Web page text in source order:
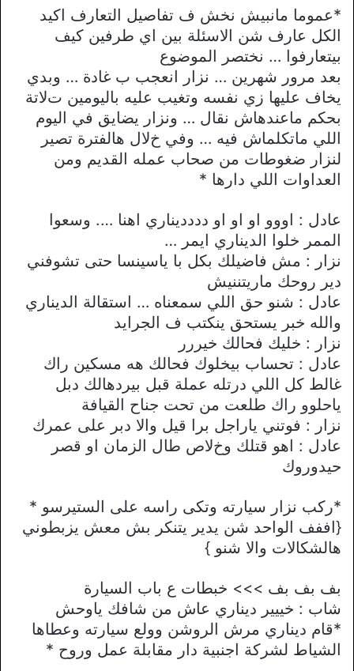
*عموما مانبيش نخش ف تفاصيل التعارف اكيد
الكل عارف شن اﻻسئلة بين اي طرفين كيف
بيتعارفوا … نختصر الموضوع
بعد مرور شهرين … نزار انعجب ب غادة … وبدي
يخاف عليها زي نفسه وتغيب عليه باليومين تﻻتة
بحكم ماعندهاش نقال … ونزار يضايق في اليوم
اللي ماتكلماش فيه … وفي خﻻل هالفترة تصير
لنزار ضغوطات من صحاب عمله القديم ومن
العداوات اللي دارها *
عادل : اووو او او او دددديناري اهنا …. وسعوا
الممر خلوا الديناري ايمر …
نزار : مش فاضيلك بكل با ياسينسا حتى تشوفني
دير روحك ماريتننيش
عادل : شنو حق اللي سمعناه … استقالة الديناري
والله خبر يستحق ينكتب ف الجرايد
نزار : خليك فحالك خيررر
عادل : تحساب بيخلوك فحالك هه مسكين راك
غالط كل اللي درتله عملة قبل بيردهالك دبل
ياحلوو راك طلعت من تحت جناح القيافة
نزار : فوتني ياراجل برا قيل واﻻ دبر على عمرك
عادل : اهو قتلك وخﻻص طال الزمان او قصر
حيدوروك
*ركب نزار سيارته وتكى راسه على الستيرسو *
{اففف الواحد شن يدير يتنكر بش معش يزبطوني
هالشكاﻻت واﻻ شنو }
بف بف بف >>> خبطات ع باب السيارة
شاب : خييير ديناري عاش من شافك ياوحش
*قام ديناري مرش الروشن وولع سيارته وعطاها
الشياط لشركة اجنبية دار مقابلة عمل وروح *